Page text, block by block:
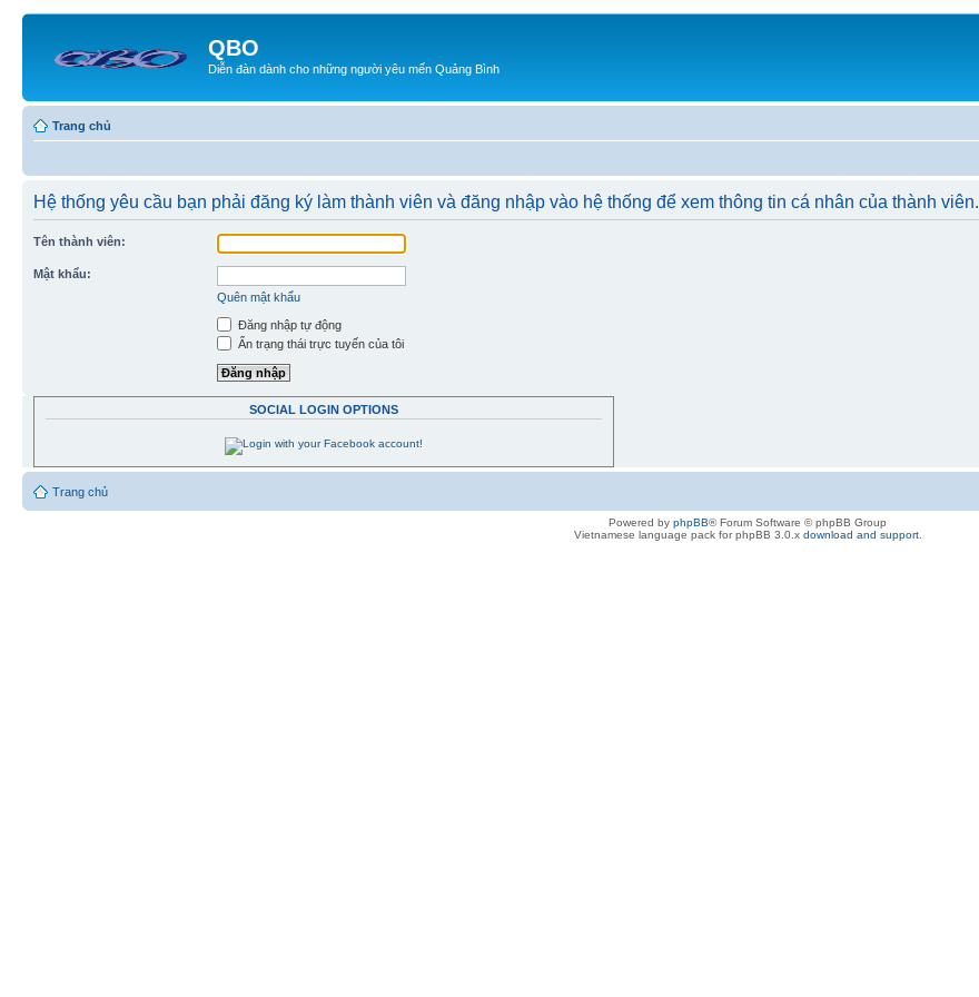
QBO
Diễn đàn dành cho những người yêu mến Quảng Bình
Trang chủ
Hệ thống yêu cầu bạn phải đăng ký làm thành viên và đăng nhập vào hệ thống để xem thông tin cá nhân của thành viên.
Tên thành viên:
Mật khẩu:
Quên mật khẩu
Đăng nhập tự động
Ẩn trạng thái trực tuyến của tôi
SOCIAL LOGIN OPTIONS
Trang chủ
Powered by phpBB® Forum Software © phpBB Group
Vietnamese language pack for phpBB 3.0.x download and support.